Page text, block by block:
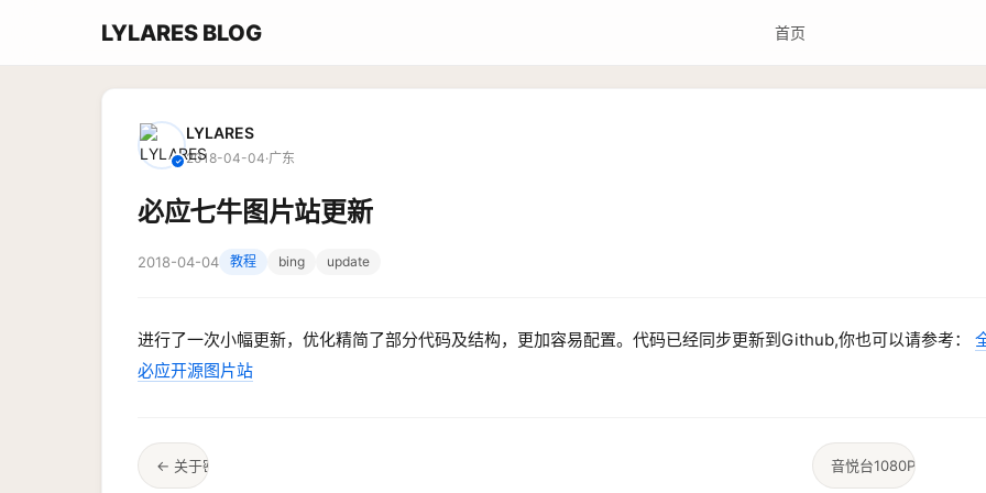
LYLARES BLOG 首页
✓
LYLARES
2018-04-04·广东
必应七牛图片站更新
2018-04-04 教程 bing update
进行了一次小幅更新，优化精简了部分代码及结构，更加容易配置。代码已经同步更新到Github,你也可以请参考：
必应开源图片站
← 关于密码的问题 音悦台1080P视频解析